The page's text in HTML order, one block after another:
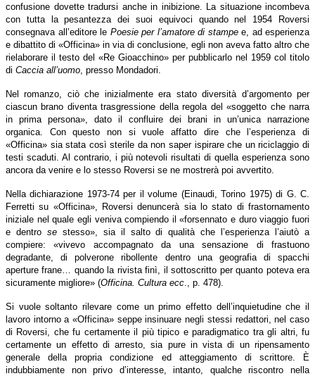
confusione dovette tradursi anche in inibizione. La situazione incombeva
con tutta la pesantezza dei suoi equivoci quando nel 1954 Roversi
consegnava all’editore le Poesie per l’amatore di stampee, ad esperienza
e dibattito di «Officina» in via di conclusione, egli non aveva fatto altro che
rielaborare il testo del «Re Gioacchino» per pubblicarlo nel 1959 col titolo
di Caccia all’uomo , presso Mondadori.
Nel romanzo, ciò che inizialmente era stato diversità d’argomento per
ciascun brano diventa trasgressione della regola del «soggetto che narra
in prima persona», dato il confluire dei brani in un’unica narrazione
organica. Con questo non si vuole affatto dire che l’esperienza di
«Officina» sia stata così sterile da non saper ispirare che un riciclaggio di
testi scaduti. Al contrario, i più notevoli risultati di quella esperienza sono
ancora da venire e lo stesso Roversi se ne mostrerà poi avvertito.
Nella dichiarazione 1973-74 per il volume (Einaudi, Torino 1975) di G. C.
Ferretti su «Officina», Roversi denuncerà sia lo stato di frastornamento
iniziale nel quale egli veniva compiendo il «forsennato e duro viaggio fuori
e dentro sestesso», sia il salto di qualità che l’esperienza l’aiutò a
compiere: «vivevo accompagnato da una sensazione di frastuono
degradante, di polverone ribollente dentro una geografia di spacchi
aperture frane… quando la rivista finì, il sottoscritto per quanto poteva era
sicuramente migliore» (Officina. Cultura ecc ., p. 478).
Si vuole soltanto rilevare come un primo effetto dell’inquietudine che il
lavoro intorno a «Officina» seppe insinuare negli stessi redattori, nel caso
di Roversi, che fu certamente il più tipico e paradigmatico tra gli altri, fu
certamente un effetto di arresto, sia pure in vista di un ripensamento
generale della propria condizione ed atteggiamento di scrittore. È
indubbiamente non privo d’interesse, intanto, qualche riscontro nella